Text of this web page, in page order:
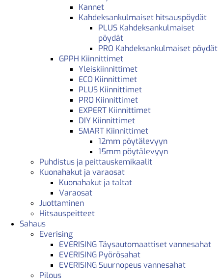
Kannet
Kahdeksankulmaiset hitsauspöydät
PLUS Kahdeksankulmaiset
pöydät
PRO Kahdeksankulmaiset pöydät
GPPH Kiinnittimet
Yleiskiinnittimet
ECO Kiinnittimet
PLUS Kiinnittimet
PRO Kiinnittimet
EXPERT Kiinnittimet
DIY Kiinnittimet
SMART Kiinnittimet
12mm pöytälevyyn
15mm pöytälevyyn
Puhdistus ja peittauskemikaalit
Kuonahakut ja varaosat
Kuonahakut ja taltat
Varaosat
Juottaminen
Hitsauspeitteet
Sahaus
Everising
EVERISING Täysautomaattiset vannesahat
EVERISING Pyörösahat
EVERISING Suurnopeus vannesahat
Pilous